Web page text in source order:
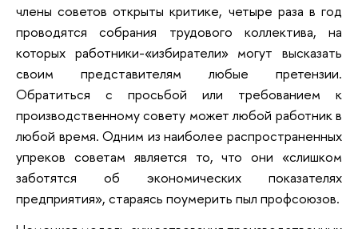
члены советов открыты критике, четыре раза в год
проводятся собрания трудового коллектива, на
которых работники-«избиратели» могут высказать
своим представителям любые претензии.
Обратиться с просьбой или требованием к
производственному совету может любой работник в
любой время. Одним из наиболее распространенных
упреков советам является то, что они «слишком
заботятся об экономических показателях
предприятия», стараясь поумерить пыл профсоюзов.